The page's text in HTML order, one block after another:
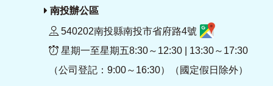
南投辦公區
540202南投縣南投市省府路4號
星期一至星期五8:30～12:30 | 13:30～17:30
（公司登記：9:00～16:30）（國定假日除外）